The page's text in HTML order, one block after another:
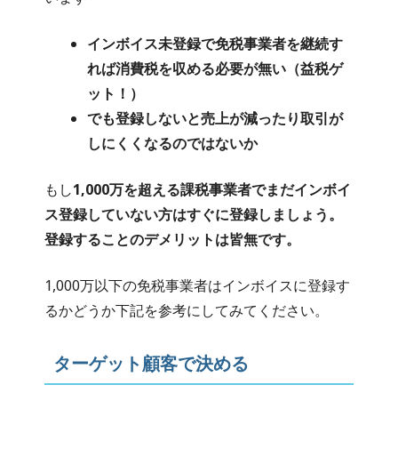
インボイス未登録で免税事業者を継続す
れば消費税を収める必要が無い（益税ゲ
ット！）
でも登録しないと売上が減ったり取引が
しにくくなるのではないか
もし1,000万を超える課税事業者でまだインボイ
ス登録していない方はすぐに登録しましょう。
登録することのデメリットは皆無です。
1,000万以下の免税事業者はインボイスに登録す
るかどうか下記を参考にしてみてください。
ターゲット顧客で決める